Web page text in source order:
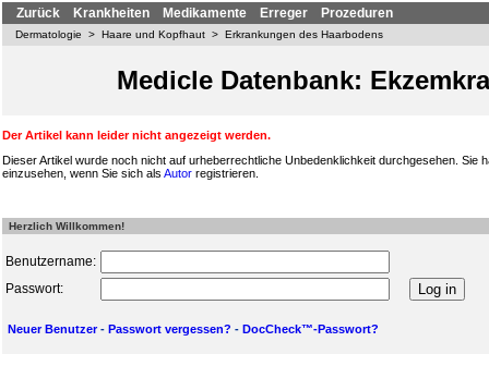
Zurück Krankheiten Medikamente Erreger Prozeduren
Dermatologie > Haare und Kopfhaut > Erkrankungen des Haarbodens
Medicle Datenbank:
Der Artikel kann leider nicht angezeigt werden.
Dieser Artikel wurde noch nicht auf urheberrechtliche Unbedenklichkeit durchgesehen. Sie
einzusehen, wenn Sie sich als Autor registrieren.
Herzlich Willkommen!
Benutzername:
Passwort:
Neuer Benutzer- Passwort vergessen? - DocCheck™-Passwort?